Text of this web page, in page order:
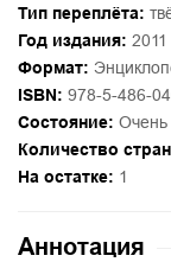
Тип переплёта:
Год издания: 2011
Формат:
ISBN: 978-5-486-
Состояние:
Количество
На остатке: 1
Аннотация